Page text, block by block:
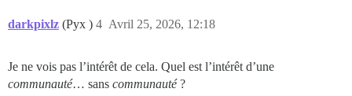
darkpixlz (Pyx ) Avril 25, 2026, 12:18
4
Je ne vois pas l’intérêt de cela. Quel est l’intérêt d’une
communauté… sans communauté?